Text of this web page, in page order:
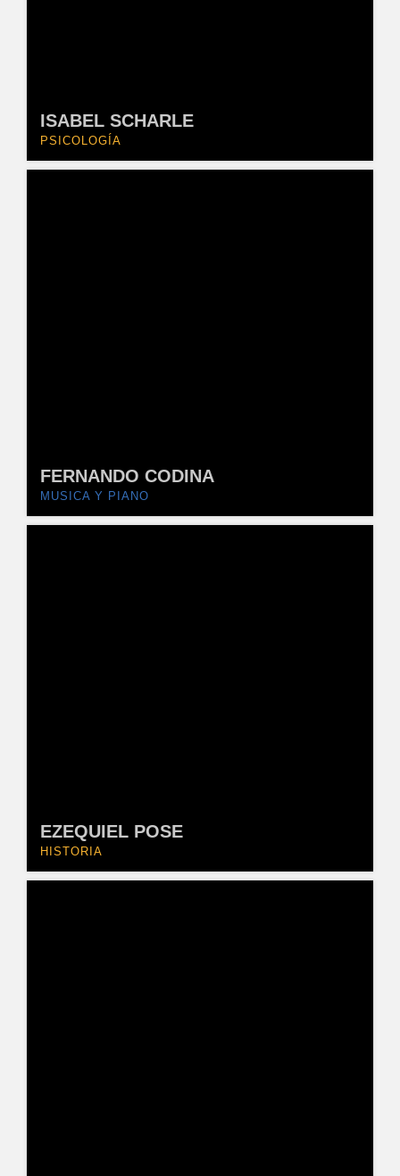
ISABEL SCHARLE
PSICOLOGÍA
FERNANDO CODINA
MUSICA Y PIANO
EZEQUIEL POSE
HISTORIA